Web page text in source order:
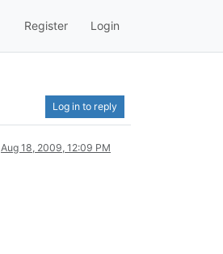
Register Login
Log in to reply
Aug 18, 2009, 12:09 PM